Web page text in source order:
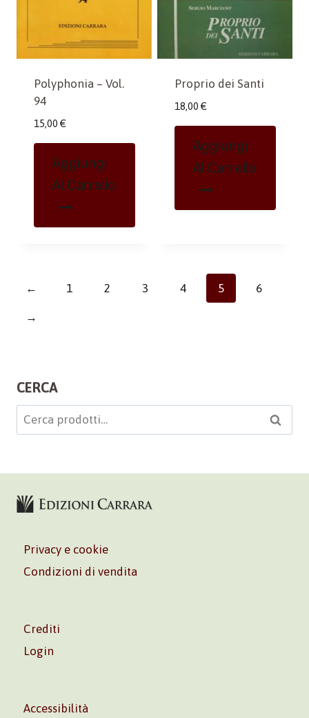
Polyphonia – Vol.
94
15,00 €
Aggiungi
Al Carrello
Proprio dei Santi
18,00 €
Aggiungi
Al Carrello
← 1 2 3 4 5 6
→
CERCA
Cerca: Cerca
Privacy e cookie
Condizioni di vendita
Crediti
Login
Accessibilità